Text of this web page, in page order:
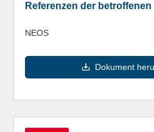
Referenzen der
NEOS
Dokument